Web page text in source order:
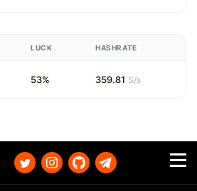
LUCK HASHRATE
53% 359.81 S/s